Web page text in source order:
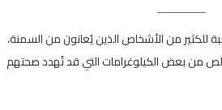
للكثير من الأشخاص الذين يُعانون من السمنة،
من بعض الكيلوغرامات التي قد تُهدد صحتهم